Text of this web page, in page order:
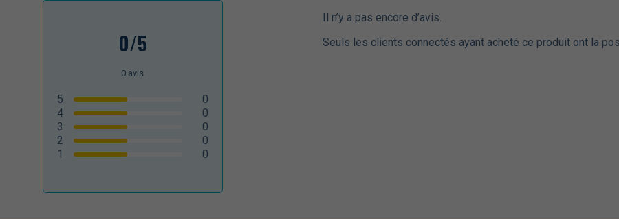
0/5
0 avis
5
0
4
0
3
0
2
0
1
0
Il n’y a pas encore d’avis.
Seuls les clients connectés ayant acheté ce produit ont la